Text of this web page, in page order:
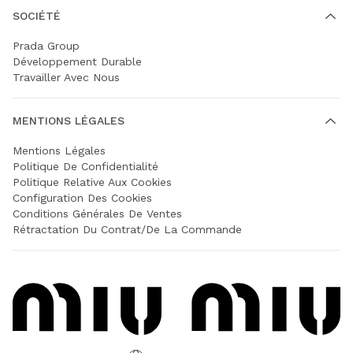
SOCIÉTÉ
Prada Group
Développement Durable
Travailler Avec Nous
MENTIONS LÉGALES
Mentions Légales
Politique De Confidentialité
Politique Relative Aux Cookies
Configuration Des Cookies
Conditions Générales De Ventes
Rétractation Du Contrat/de La Commande